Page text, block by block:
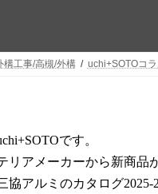
構工事/高槻/外構 uchi+SOTOコ
です。
リアメーカーから新商品
協アルミのカタログ